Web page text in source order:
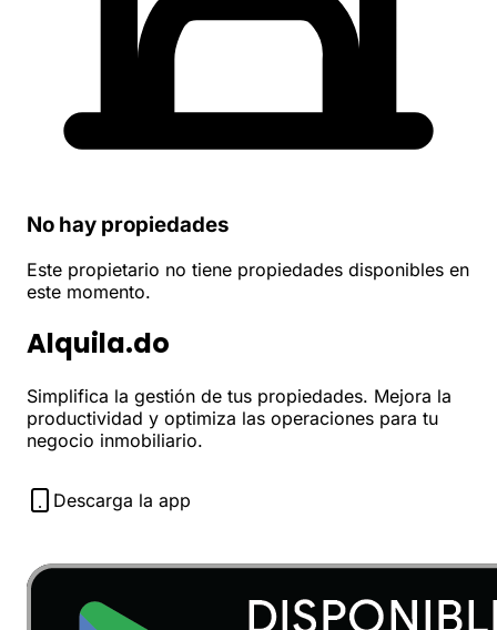
No hay propiedades
Este propietario no tiene propiedades disponibles en
este momento.
Alquila.do
Simplifica la gestión de tus propiedades. Mejora la
productividad y optimiza las operaciones para tu
negocio inmobiliario.
Descarga la app